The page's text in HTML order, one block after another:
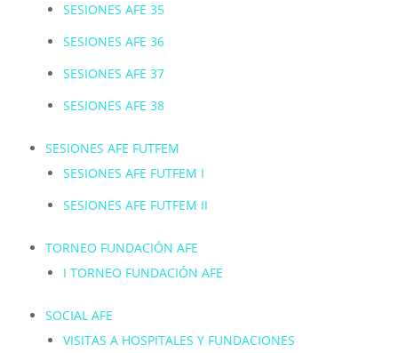
SESIONES AFE 35
SESIONES AFE 36
SESIONES AFE 37
SESIONES AFE 38
SESIONES AFE FUTFEM
SESIONES AFE FUTFEM I
SESIONES AFE FUTFEM II
TORNEO FUNDACIÓN AFE
I TORNEO FUNDACIÓN AFE
SOCIAL AFE
VISITAS A HOSPITALES Y FUNDACIONES